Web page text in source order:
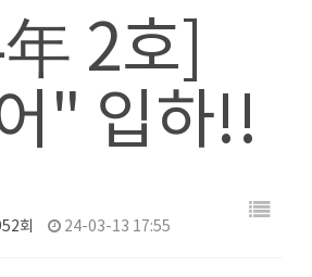
2호]
" 입하!!
회 24-03-13 17:55